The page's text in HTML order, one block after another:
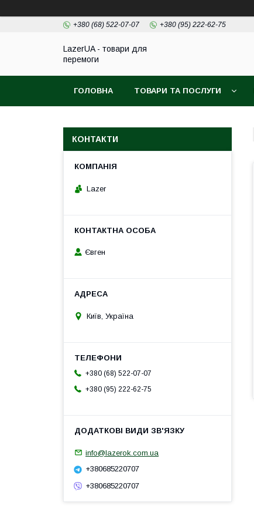
+380 (68) 522-07-07 +380 (95) 222-62-75
LazerUA - товари для
перемоги
ГОЛОВНА ТОВАРИ ТА ПОСЛУГИ
КОНТАКТИ
Lazer
Євген
Київ, Україна
+380 (68) 522-07-07
+380 (95) 222-62-75
info@lazerok.com.ua
+380685220707
+380685220707